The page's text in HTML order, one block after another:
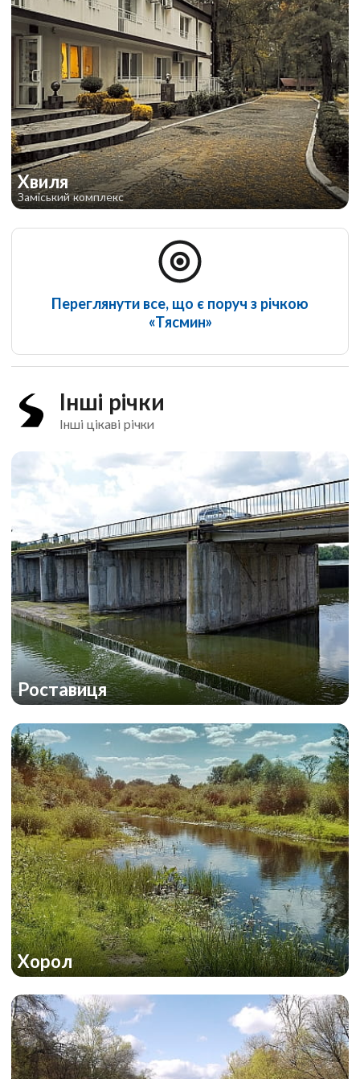
Хвиля
Заміський комплекс
Переглянути все, що є поруч з річкою
«Тясмин»
Інші річки
Інші цікаві річки
Роставиця
Хорол